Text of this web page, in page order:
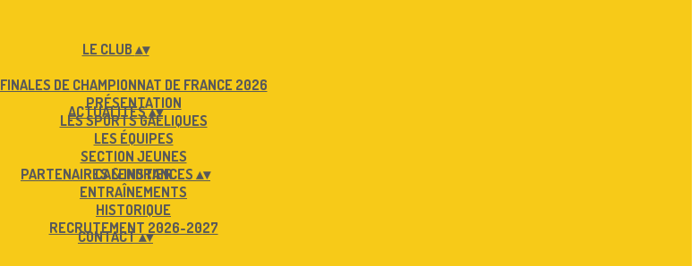
LE CLUB ▴▾
FINALES DE CHAMPIONNAT DE FRANCE 2026
PRÉSENTATION
LES SPORTS GAÉLIQUES
LES ÉQUIPES
SECTION JEUNES
CALENDRIER
ENTRAÎNEMENTS
HISTORIQUE
RECRUTEMENT 2026-2027
ACTUALITÉS▴▾
PARTENAIRES & INSTANCES ▴▾
CONTACT▴▾